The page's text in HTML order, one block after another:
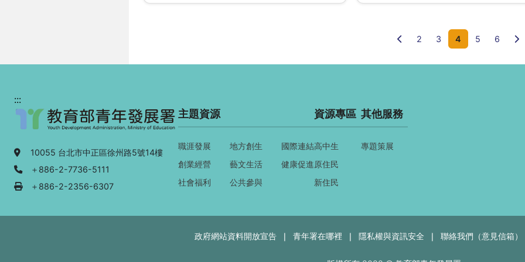
前一頁
2 3 4 5 6
:::
地址：
10055 台北市中正區徐州路5號14樓
電話：
＋886-2-7736-5111
傳真：
＋886-2-2356-6307
主題資源
職涯發展
創業經營
社會福利
地方創生
藝文生活
公共參與
國際連結
健康促進
資源專區
高中生
原住民
新住民
其他服務
專題策展
政府網站資料開放宣告 青年署在哪裡 隱私權與資訊安全 聯絡我們（意見信箱）